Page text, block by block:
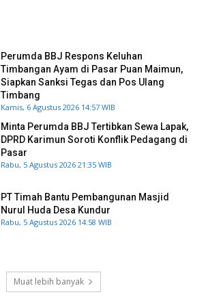
Perumda BBJ Respons Keluhan
Timbangan Ayam di Pasar Puan Maimun,
Siapkan Sanksi Tegas dan Pos Ulang
Timbang
Kamis, 6 Agustus 2026 14:57 WIB
Minta Perumda BBJ Tertibkan Sewa Lapak,
DPRD Karimun Soroti Konflik Pedagang di
Pasar
Rabu, 5 Agustus 2026 21:35 WIB
PT Timah Bantu Pembangunan Masjid
Nurul Huda Desa Kundur
Rabu, 5 Agustus 2026 14:58 WIB
Muat lebih banyak